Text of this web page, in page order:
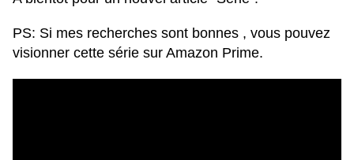
PS: Si mes recherches sont bonnes , vous pouvez
visionner cette série sur Amazon Prime.